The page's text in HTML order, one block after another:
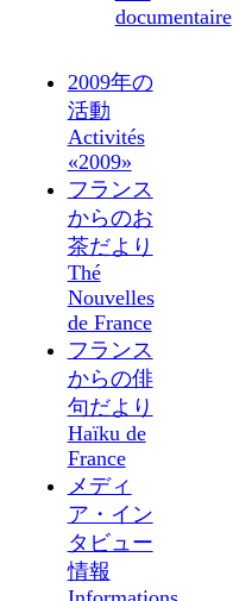
documentaire
2009年の
活動
Activités
«2009»
フランス
からのお
茶だより
Thé
Nouvelles
de France
フランス
からの俳
句だより
Haïku de
France
メディ
ア・イン
タビュー
情報